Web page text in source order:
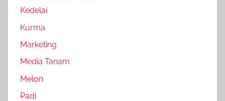
Kedelai
Kurma
Marketing
Media Tanam
Melon
Padi